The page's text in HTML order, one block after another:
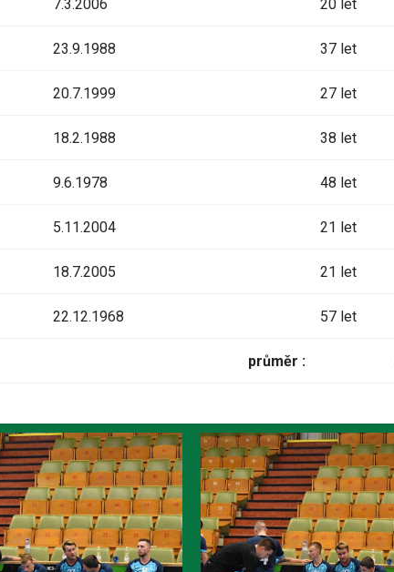
7.3.2006 20 let
23.9.1988 37 let
20.7.1999 27 let
18.2.1988 38 let
9.6.1978 48 let
5.11.2004 21 let
18.7.2005 21 let
22.12.1968 57 let
průměr :